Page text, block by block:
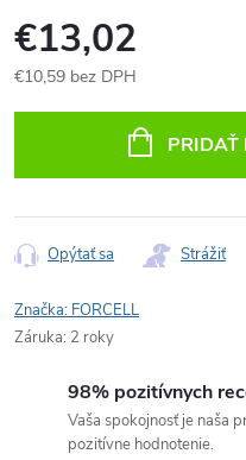
€13,02
€10,59 bez DPH
PRIDAŤ
Opýtať sa Strážiť
Značka: FORCELL
Záruka: 2 roky
98% pozitívnych
Vaša spokojnosť je naša
pozitívne hodnotenie.